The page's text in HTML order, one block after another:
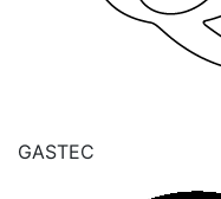
GASTEC